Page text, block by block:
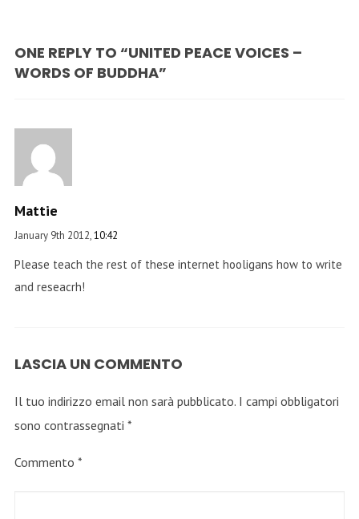
ONE REPLY TO “UNITED PEACE VOICES –
WORDS OF BUDDHA”
Mattie
January 9th 2012,10:42
Please teach the rest of these internet hooligans how to write
and reseacrh!
LASCIA UN COMMENTO
Il tuo indirizzo email non sarà pubblicato. I campi obbligatori
sono contrassegnati *
Commento *